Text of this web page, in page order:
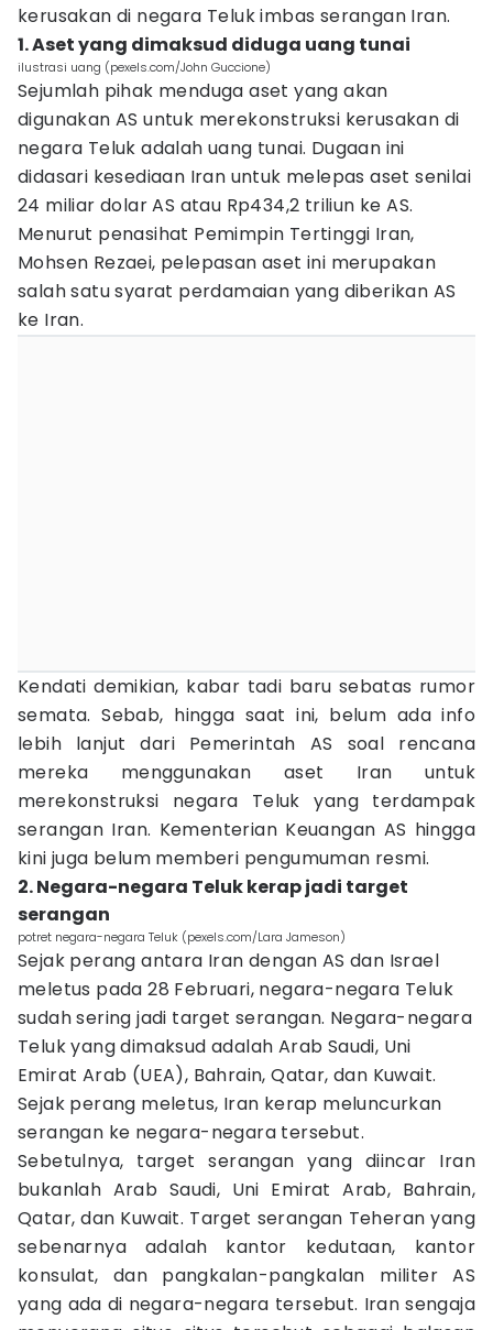
kerusakan di negara Teluk imbas serangan Iran.
1. Aset yang dimaksud diduga uang tunai
ilustrasi uang (pexels.com/John Guccione)
Sejumlah pihak menduga aset yang akan
digunakan AS untuk merekonstruksi kerusakan di
negara Teluk adalah uang tunai. Dugaan ini
didasari kesediaan Iran untuk melepas aset senilai
24 miliar dolar AS atau Rp434,2 triliun ke AS.
Menurut penasihat Pemimpin Tertinggi Iran,
Mohsen Rezaei, pelepasan aset ini merupakan
salah satu syarat perdamaian yang diberikan AS
ke Iran.
Kendati demikian, kabar tadi baru sebatas rumor
semata. Sebab, hingga saat ini, belum ada info
lebih lanjut dari Pemerintah AS soal rencana
mereka menggunakan aset Iran untuk
merekonstruksi negara Teluk yang terdampak
serangan Iran. Kementerian Keuangan AS hingga
kini juga belum memberi pengumuman resmi.
2. Negara-negara Teluk kerap jadi target
serangan
potret negara-negara Teluk (pexels.com/Lara Jameson)
Sejak perang antara Iran dengan AS dan Israel
meletus pada 28 Februari, negara-negara Teluk
sudah sering jadi target serangan. Negara-negara
Teluk yang dimaksud adalah Arab Saudi, Uni
Emirat Arab (UEA), Bahrain, Qatar, dan Kuwait.
Sejak perang meletus, Iran kerap meluncurkan
serangan ke negara-negara tersebut.
Sebetulnya, target serangan yang diincar Iran
bukanlah Arab Saudi, Uni Emirat Arab, Bahrain,
Qatar, dan Kuwait. Target serangan Teheran yang
sebenarnya adalah kantor kedutaan, kantor
konsulat, dan pangkalan-pangkalan militer AS
yang ada di negara-negara tersebut. Iran sengaja